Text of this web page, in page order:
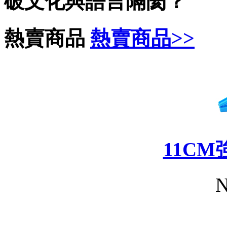
熱賣商品 熱賣商品>>
11CM